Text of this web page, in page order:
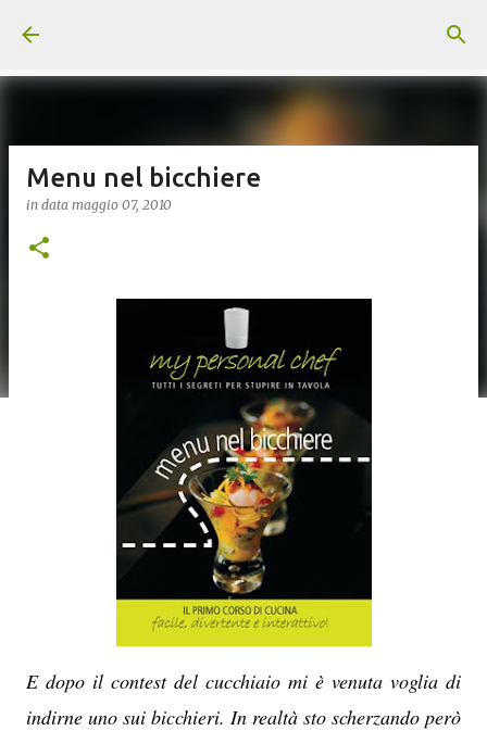
Menu nel bicchiere
in data maggio 07, 2010
E dopo il contest del cucchiaio mi è venuta voglia di
indirne uno sui bicchieri. In realtà sto scherzando però